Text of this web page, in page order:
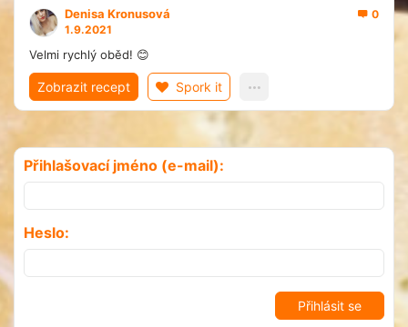
0
Denisa Kronusová
1.9.2021
Velmi rychlý oběd! 😊
Zobrazit recept Spork it
Přihlašovací jméno (e-mail):
Heslo: